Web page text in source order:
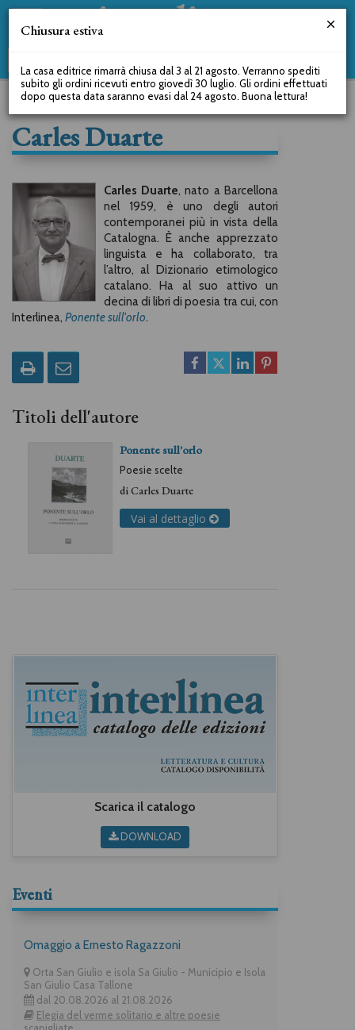
Carles Duarte
Carles Duarte, nato a Barcellona
nel 1959, è uno degli autori
contemporanei più in vista della
Catalogna. È anche apprezzato
linguista e ha collaborato, tra
l’altro, al Dizionario etimologico
catalano. Ha al suo attivo un
decina di libri di poesia tra cui, con
Interlinea, Ponente sull'orlo.
Titoli dell'autore
Ponente sull'orlo
Poesie scelte
diCarles Duarte
Vai al dettaglio
Scarica il catalogo
DOWNLOAD
Eventi
Omaggio a Ernesto Ragazzoni
Orta San Giulio e isola Sa Giulio - Municipio e Isola
San Giulio Casa Tallone
dal 20.08.2026 al 21.08.2026
Elegia del verme solitario e altre poesie
scapigliate
Chiusura estiva
La casa editrice rimarrà chiusa dal 3 al 21 agosto. Verranno spediti
subito gli ordini ricevuti entro giovedì 30 luglio. Gli ordini effettuati
dopo questa data saranno evasi dal 24 agosto. Buona lettura!